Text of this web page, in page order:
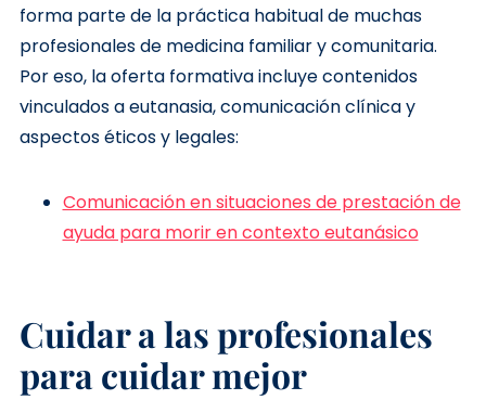
forma parte de la práctica habitual de muchas
profesionales de medicina familiar y comunitaria.
Por eso, la oferta formativa incluye contenidos
vinculados a eutanasia, comunicación clínica y
aspectos éticos y legales:
Comunicación en situaciones de prestación de
ayuda para morir en contexto eutanásico
Cuidar a las profesionales
para cuidar mejor